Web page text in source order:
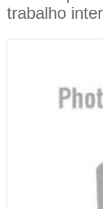
trabalho